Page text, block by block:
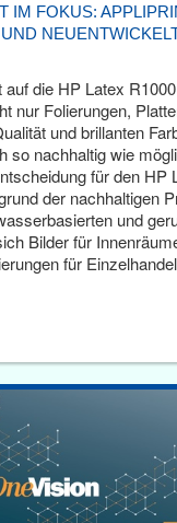
IM FOKUS:
die HP Latex
nur Folierungen,
und brillanten
so nachhaltig wie
für den HP
der nachhaltigen
und
Bilder für
für